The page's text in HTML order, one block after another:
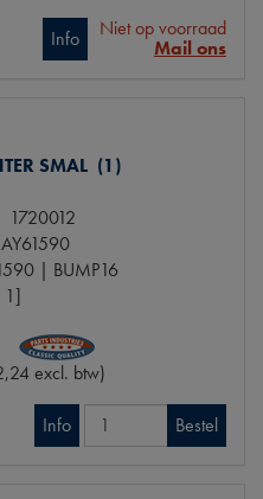
Info
Niet op voorraad
Mail ons
SMAL (1)
1720012
AY61590
| BUMP16
1]
excl. btw)
Info Bestel